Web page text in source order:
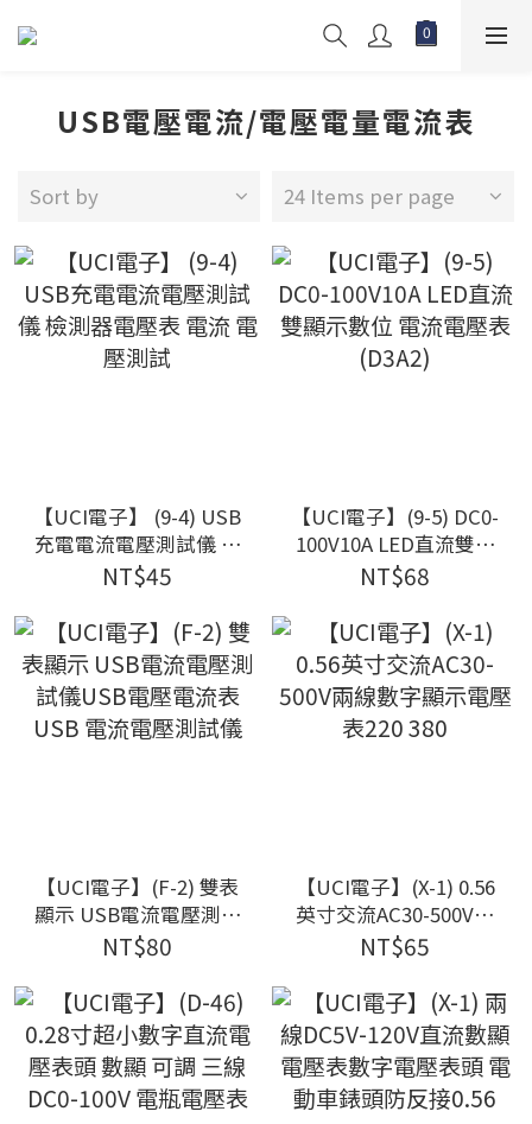
USB電壓電流/電壓電量電流表
Sort by 24 Items per page
【UCI電子】 (9-4) USB
充電電流電壓測試儀 檢
測器電壓表 電流 電壓
NT$45
【UCI電子】(9-5) DC0-
100V10A LED直流雙顯
示數位 電流電壓表
NT$68
【UCI電子】(F-2) 雙表
顯示 USB電流電壓測試
儀USB電壓電流表 USB
NT$80
【UCI電子】(X-1) 0.56
英寸交流AC30-500V兩
線數字顯示電壓表220
NT$65